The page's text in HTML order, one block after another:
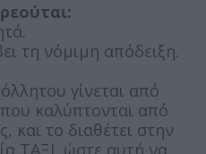
τη νόμιμη απόδειξη.
γίνεται από
καλύπτονται από
και το διαθέτει στην